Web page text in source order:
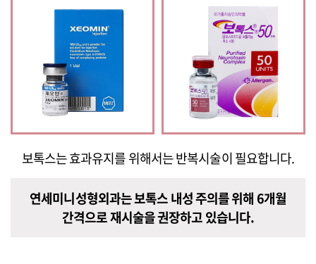
보톡스는 효과유지를 위해서는 반복시술이 필요합니다.
연세미니성형외과는 보톡스 내성 주의를 위해 6개월
간격으로 재시술을권장하고 있습니다.